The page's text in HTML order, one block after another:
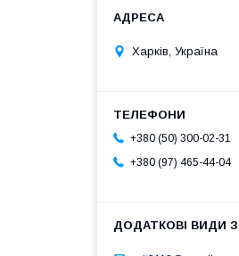
Харків, Україна
+380 (50) 300-02-31
+380 (97) 465-44-04